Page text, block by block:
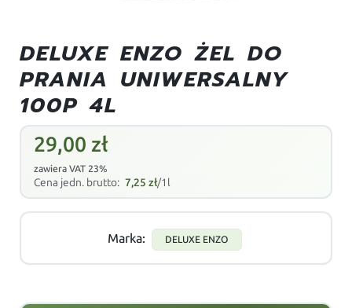
DELUXE ENZO ŻEL DO
PRANIA UNIWERSALNY
100P 4L
29,00 zł
zawiera VAT 23%
Cena jedn. brutto: 7,25zł/1l
Marka: DELUXE ENZO